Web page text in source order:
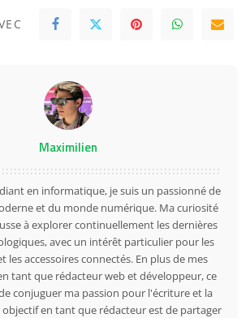
Maximilien
en informatique, je suis un passionné de
et du monde numérique. Ma curiosité
à explorer continuellement les dernières
avec un intérêt particulier pour les
les accessoires connectés. En plus de mes
tant que rédacteur web et développeur, ce
conjuguer ma passion pour l'écriture et la
en tant que rédacteur est de partager